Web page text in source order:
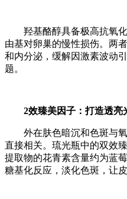
羟基酪醇具备极高抗氧
由基对卵巢的慢性损伤。两
和内分泌，缓解因激素波动
题。
2效臻美因子：打造透亮
外在肤色暗沉和色斑与
直接相关。琉光瓶中的双效
提取物的花青素含量约为蓝
糖基化反应，淡化色斑，让